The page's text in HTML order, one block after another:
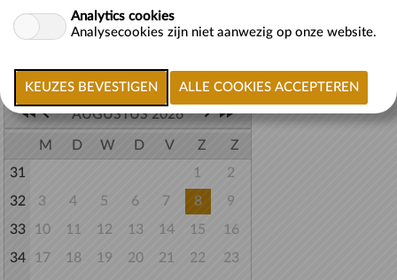
Terug naar lijst
Selecteer een datum
AUGUSTUS 2026
M D W D V Z
Z
31
1
2
32
3 4 5 6 7 8
9
33
10 11 12 13 14 15
16
34
17 18 19 20 21 22
23
Analytics cookies
Analysecookies zijn niet aanwezig op onze website.